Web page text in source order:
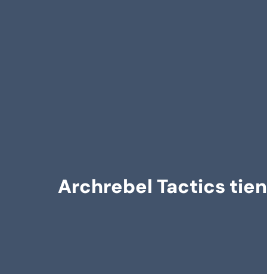
Archrebel Tactics